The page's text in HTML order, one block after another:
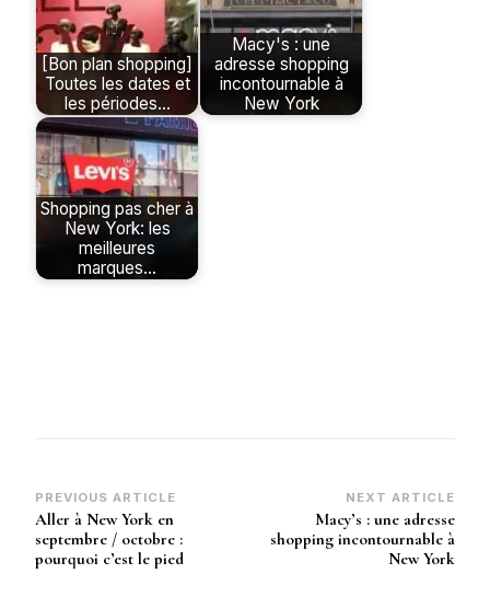
[Bon plan shopping]
Toutes les dates et
les périodes…
Macy's : une
adresse shopping
incontournable à
New York
Shopping pas cher à
New York: les
meilleures
marques…
Post
Navigation
PREVIOUS ARTICLE
Aller à New York en
septembre / octobre :
pourquoi c’est le pied
NEXT ARTICLE
Macy’s : une adresse
shopping incontournable à
New York